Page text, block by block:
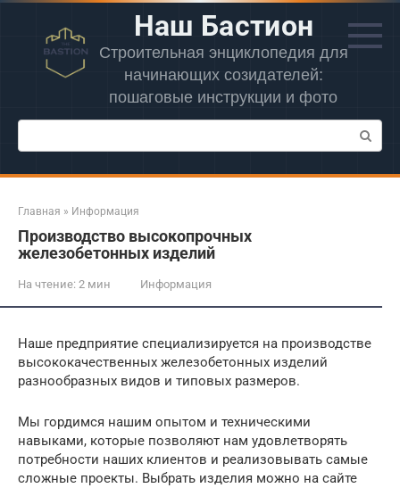
Перейти
контенту
Наш Бастион
Строительная энциклопедия для
начинающих созидателей:
пошаговые инструкции и фото
Поиск:
Главная » Информация
Производство высокопрочных
железобетонных изделий
На чтение: 2 мин Информация
Наше предприятие специализируется на производстве
высококачественных железобетонных изделий
разнообразных видов и типовых размеров.
Мы гордимся нашим опытом и техническими
навыками, которые позволяют нам удовлетворять
потребности наших клиентов и реализовывать самые
сложные проекты. Выбрать изделия можно на сайте